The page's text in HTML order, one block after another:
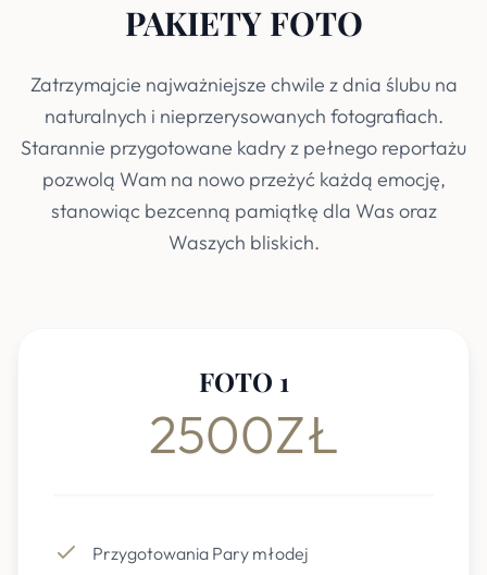
PAKIETY FOTO
Zatrzymajcie najważniejsze chwile z dnia ślubu na
naturalnych i nieprzerysowanych fotografiach.
Starannie przygotowane kadry z pełnego reportażu
pozwolą Wam na nowo przeżyć każdą emocję,
stanowiąc bezcenną pamiątkę dla Was oraz
Waszych bliskich.
FOTO 1
2500ZŁ
Przygotowania Pary młodej